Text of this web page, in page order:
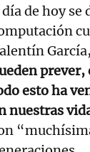
día de hoy se
prever,
esto ha
nuestras